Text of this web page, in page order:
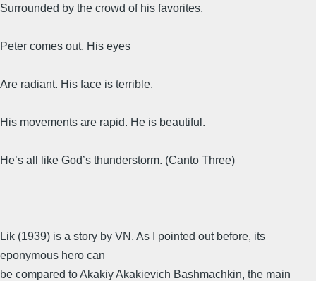
Surrounded by the crowd of his favorites,
Peter comes out. His eyes
Are radiant. His face is terrible.
His movements are rapid. He is beautiful.
He’s all like God’s thunderstorm. (Canto Three)
Lik (1939) is a story by VN. As I pointed out before, its
eponymous hero can
be compared to Akakiy Akakievich Bashmachkin, the main